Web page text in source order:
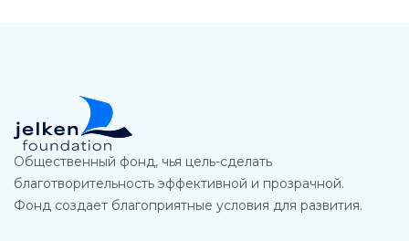
Общественный фонд, чья цель-сделать
благотворительность эффективной и прозрачной.
Фонд создает благоприятные условия для развития.